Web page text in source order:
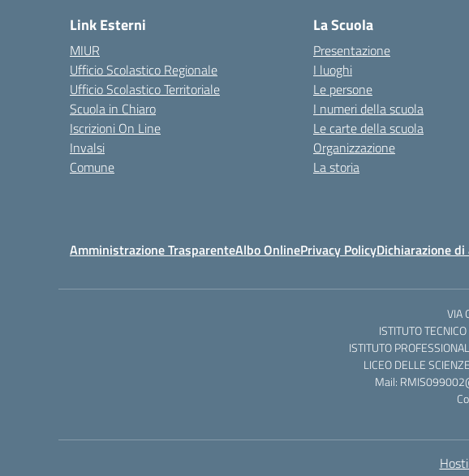
Link Esterni
MIUR
Ufficio Scolastico Regionale
Ufficio Scolastico Territoriale
Scuola in Chiaro
Iscrizioni On Line
Invalsi
Comune
La Scuola
Presentazione
I luoghi
Le persone
I numeri della scuola
Le carte della scuola
Organizzazione
La storia
Amministrazione TrasparenteAlbo OnlinePrivacy PolicyDichiarazione
VIA
ISTITUTO
ISTITUTO
LICEO DELLE
Mail: